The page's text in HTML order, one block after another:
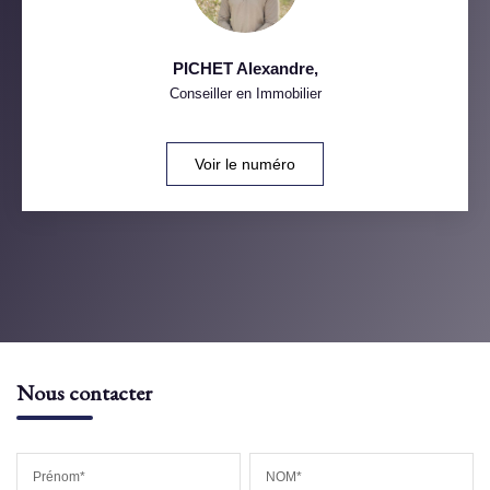
PICHET Alexandre,
Conseiller en Immobilier
Voir le numéro
Nous contacter
Prénom* NOM*